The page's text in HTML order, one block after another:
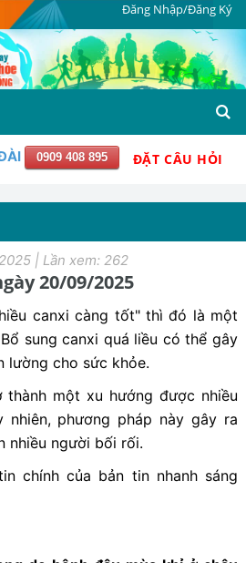
Đăng Nhập/Đăng Ký
0909 408 895 ĐẶT CÂU HỎI
| Lần xem: 262
20/09/2025
canxi càng tốt" thì đó là một
sung canxi quá liều có thể gây
lường cho sức khỏe.
thành một xu hướng được nhiều
nhiên, phương pháp này gây ra
nhiều người bối rối.
chính của bản tin nhanh sáng